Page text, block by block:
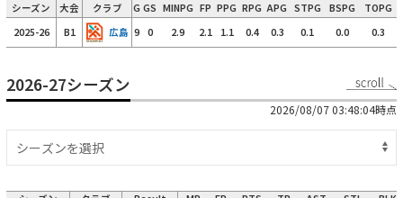
シーズン 大会 クラブ G GS MINPG FP PPG RPG APG STPG BSPG
TOPG
2025-26
B1 広島 9 0 2.9 2.1 1.1 0.4 0.3 0.1 0.0 0.3
2026-27シーズン
2026/08/07 03:48:04時点